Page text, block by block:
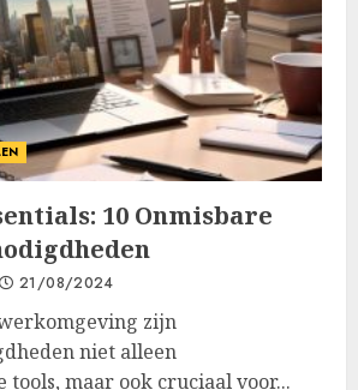
10 Onmisbare
21/08/2024
zijn
niet alleen
tools, maar ook cruciaal voor...